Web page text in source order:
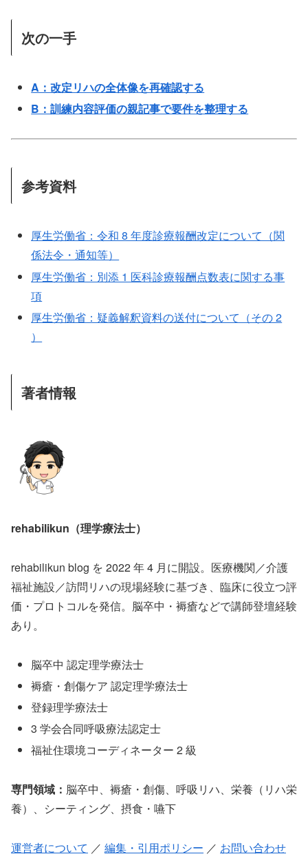
次の一手
A：改定リハの全体像を再確認する
B：訓練内容評価の親記事で要件を整理する
参考資料
厚生労働省：令和 8 年度診療報酬改定について（関
係法令・通知等）
厚生労働省：別添 1 医科診療報酬点数表に関する事
項
厚生労働省：疑義解釈資料の送付について（その 2
）
著者情報
rehabilikun（理学療法士）
rehabilikun blog を 2022 年 4 月に開設。医療機関／介護
福祉施設／訪問リハの現場経験に基づき、臨床に役立つ評
価・プロトコルを発信。脳卒中・褥瘡などで講師登壇経験
あり。
脳卒中 認定理学療法士
褥瘡・創傷ケア 認定理学療法士
登録理学療法士
3 学会合同呼吸療法認定士
福祉住環境コーディネーター 2 級
専門領域： 脳卒中、褥瘡・創傷、呼吸リハ、栄養（リハ栄
養）、シーティング、摂食・嚥下
運営者について ／ 編集・引用ポリシー ／ お問い合わせ